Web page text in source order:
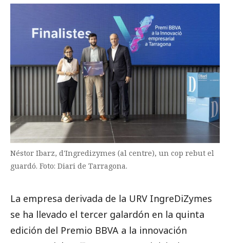
Néstor Ibarz, d'Ingredizymes (al centre), un cop rebut el
guardó. Foto: Diari de Tarragona.
La empresa derivada de la URV IngreDiZymes
se ha llevado el tercer galardón en la quinta
edición del Premio BBVA a la innovación